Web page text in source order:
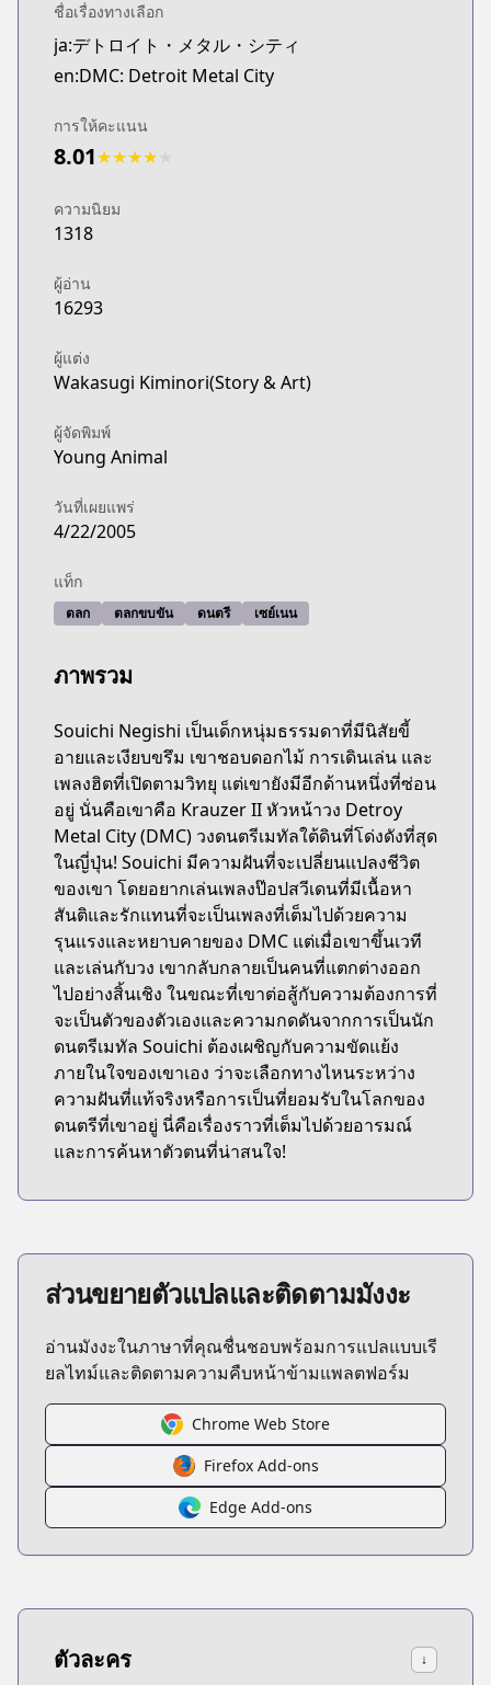
ชื่อเรื่องทางเลือก
ja:デトロイト・メタル・シティ
en:DMC: Detroit Metal City
การให้คะแนน
8.01★★★★
ความนิยม
1318
ผู้อ่าน
16293
ผู้แต่ง
Wakasugi Kiminori(Story & Art)
ผู้จัดพิมพ์
Young Animal
วันที่เผยแพร่
4/22/2005
แท็ก
ตลก ตลกขบขัน ดนตรี เซย์เนน
ภาพรวม
Souichi Negishi เป็นเด็กหนุ่มธรรมดาที่มีนิสัยขี้
อายและเงียบขรึม เขาชอบดอกไม้ การเดินเล่น และ
เพลงฮิตที่เปิดตามวิทยุ แต่เขายังมีอีกด้านหนึ่งที่ซ่อน
อยู่ นั่นคือเขาคือ Krauzer II หัวหน้าวง Detroy
Metal City (DMC) วงดนตรีเมทัลใต้ดินที่โด่งดังที่สุด
ในญี่ปุ่น! Souichi มีความฝันที่จะเปลี่ยนแปลงชีวิต
ของเขา โดยอยากเล่นเพลงป๊อปสวีเดนที่มีเนื้อหา
สันติและรักแทนที่จะเป็นเพลงที่เต็มไปด้วยความ
รุนแรงและหยาบคายของ DMC แต่เมื่อเขาขึ้นเวที
และเล่นกับวง เขากลับกลายเป็นคนที่แตกต่างออก
ไปอย่างสิ้นเชิง ในขณะที่เขาต่อสู้กับความต้องการที่
จะเป็นตัวของตัวเองและความกดดันจากการเป็นนัก
ดนตรีเมทัล Souichi ต้องเผชิญกับความขัดแย้ง
ภายในใจของเขาเอง ว่าจะเลือกทางไหนระหว่าง
ความฝันที่แท้จริงหรือการเป็นที่ยอมรับในโลกของ
ดนตรีที่เขาอยู่ นี่คือเรื่องราวที่เต็มไปด้วยอารมณ์
และการค้นหาตัวตนที่น่าสนใจ!
ส่วนขยายตัวแปลและติดตามมังงะ
อ่านมังงะในภาษาที่คุณชื่นชอบพร้อมการแปลแบบเรี
ยลไทม์และติดตามความคืบหน้าข้ามแพลตฟอร์ม
Chrome Web Store
Firefox Add-ons
Edge Add-ons
ตัวละคร ↓